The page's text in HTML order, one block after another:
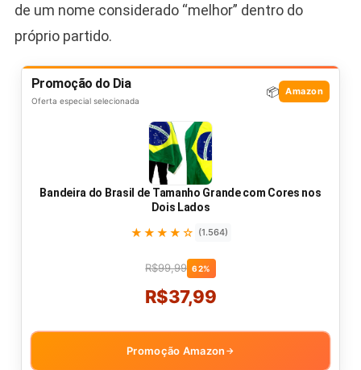
de um nome considerado “melhor” dentro do
próprio partido.
Promoção do Dia
Oferta especial selecionada
📦 Amazon
Bandeira do Brasil de Tamanho Grande com Cores nos
Dois Lados
★★★★☆ (1.564)
R$99,99 62%
R$37,99
Promoção Amazon →